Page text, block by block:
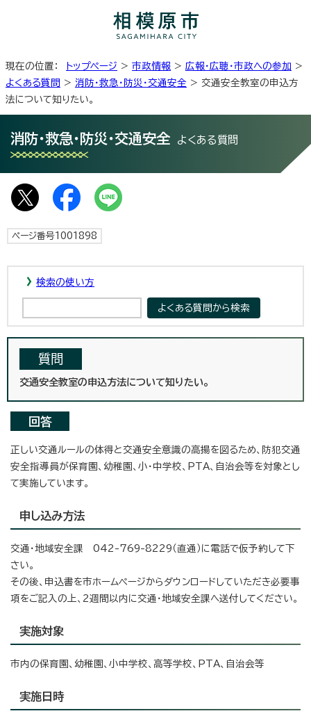
現在の位置： トップページ > 市政情報 > 広報・広聴・市政への参加 >
よくある質問 > 消防・救急・防災・交通安全 > 交通安全教室の申込方
法について知りたい。
消防・救急・防災・交通安全 よくある質問
ページ番号1001898
検索の使い方
質問
交通安全教室の申込方法について知りたい。
回答
正しい交通ルールの体得と交通安全意識の高揚を図るため、防犯交通
安全指導員が保育園、幼稚園、小・中学校、PTA、自治会等を対象とし
て実施しています。
申し込み方法
交通・地域安全課 042-769-8229（直通）に電話で仮予約して下
さい。
その後、申込書を市ホームページからダウンロードしていただき必要事
項をご記入の上、2週間以内に交通・地域安全課へ送付してください。
実施対象
市内の保育園、幼稚園、小中学校、高等学校、PTA、自治会等
実施日時